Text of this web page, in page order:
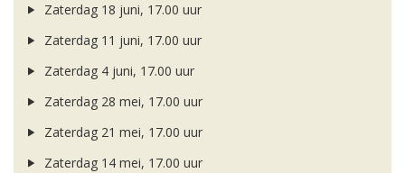
Zaterdag 18 juni, 17.00 uur
Zaterdag 11 juni, 17.00 uur
Zaterdag 4 juni, 17.00 uur
Zaterdag 28 mei, 17.00 uur
Zaterdag 21 mei, 17.00 uur
Zaterdag 14 mei, 17.00 uur